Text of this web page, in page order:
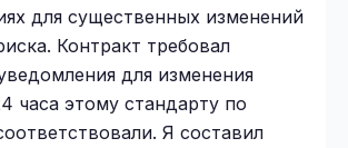
для существенных изменений
Контракт требовал
для изменения
часа этому стандарту по
Я составил